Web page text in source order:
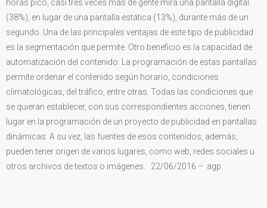
horas pico, casi tres veces más de gente mira una pantalla digital
(38%), en lugar de una pantalla estática (13%), durante más de un
segundo. Una de las principales ventajas de este tipo de publicidad
es la segmentación que permite. Otro beneficio es la capacidad de
automatización del contenido. La programación de estas pantallas
permite ordenar el contenido según horario, condiciones
climatológicas, del tráfico, entre otras. Todas las condiciones que
se quieran establecer, con sus correspondientes acciones, tienen
lugar en la programación de un proyecto de publicidad en pantallas
dinámicas. A su vez, las fuentes de esos contenidos, además,
pueden tener origen de varios lugares, como web, redes sociales u
otros archivos de textos o imágenes. 22/06/2016 – agp